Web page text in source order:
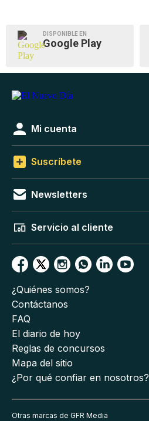
DISPONIBLE EN
Google Play
Mi cuenta
Suscríbete
Newsletters
Servicio al cliente
¿Quiénes somos?
Contáctanos
FAQ
El diario de hoy
Reglas de concursos
Mapa del sitio
¿Por qué confiar en nosotros?
Otras marcas de GFR Media